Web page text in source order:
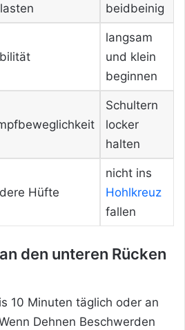
beidbeinig
langsam
und klein
beginnen
Schultern
locker
halten
Hüfte
nicht ins
Hohlkreuz
fallen
den unteren Rücken
10 Minuten täglich oder an
Dehnen Beschwerden